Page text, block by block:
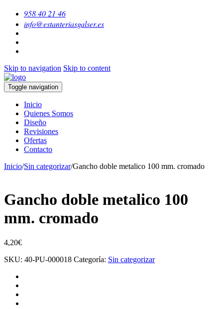
958 40 21 46
info@estanteriasgalser.es
Skip to navigation Skip to content
Toggle navigation
Inicio
Quienes Somos
Diseño
Revisiones
Ofertas
Contacto
Inicio/Sin categorizar/Gancho doble metalico 100 mm. cromado
Gancho doble metalico 100
mm. cromado
4,20€
SKU: 40-PU-000018 Categoría: Sin categorizar